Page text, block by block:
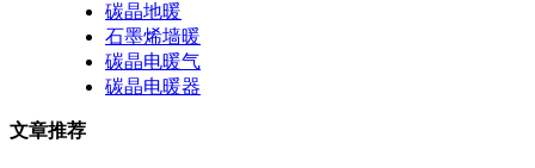
碳晶地暖
石墨烯墙暖
碳晶电暖气
碳晶电暖器
文章推荐